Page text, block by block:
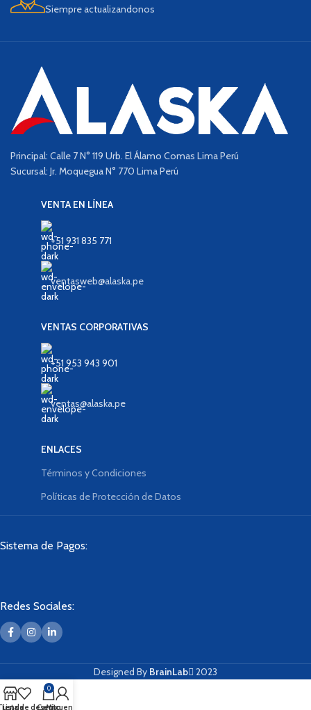
Siempre actualizandonos
Principal: Calle 7 N° 119 Urb. El Álamo Comas Lima Perú
Sucursal: Jr. Moquegua N° 770 Lima Perú
VENTA EN LÍNEA
+51 931 835 771
ventasweb@alaska.pe
VENTAS CORPORATIVAS
+51 953 943 901
ventas@alaska.pe
ENLACES
Términos y Condiciones
Políticas de Protección de Datos
Sistema de Pagos:
Redes Sociales:
Designed By BrainLab 2023
Lista de deseos
0
Carrito
Mi cuenta